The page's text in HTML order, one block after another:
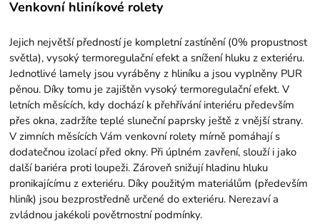
Venkovní hliníkové rolety
Jejich největší předností je kompletní zastínění (0% propustnost
světla), vysoký termoregulační efekt a snížení hluku z exteriéru.
Jednotlivé lamely jsou vyráběny z hliníku a jsou vyplněny PUR
pěnou. Díky tomu je zajištěn vysoký termoregulační efekt. V
letních měsících, kdy dochází k přehřívání interiéru především
přes okna, zadržíte teplé sluneční paprsky ještě z vnější strany.
V zimních měsících Vám venkovní rolety mírně pomáhají s
dodatečnou izolací před okny. Při úplném zavření, slouží i jako
další bariéra proti loupeži. Zároveň snižují hladinu hluku
pronikajícímu z exteriéru. Díky použitým materiálům (především
hliník) jsou bezprostředně určené do exteriéru. Nerezaví a
zvládnou jakékoli povětrnostní podmínky.